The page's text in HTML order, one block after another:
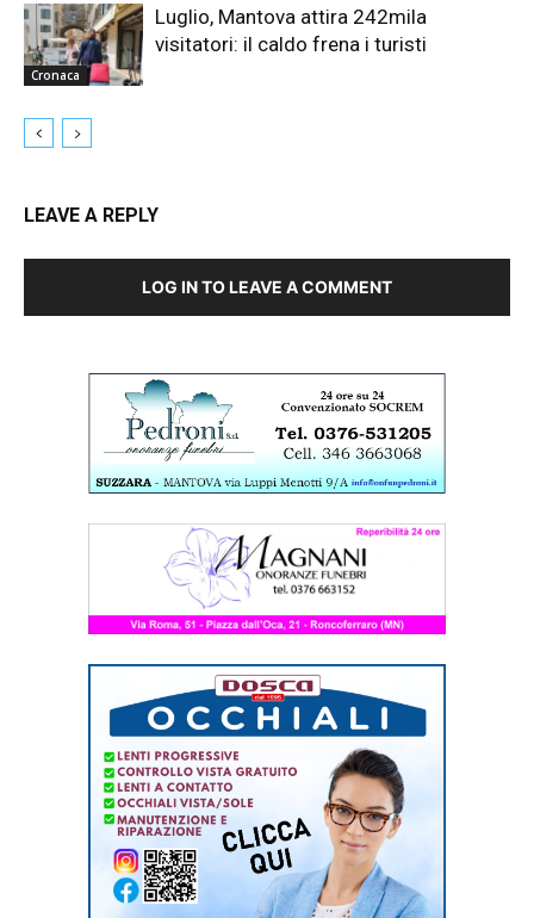
Cronaca
Luglio, Mantova attira 242mila
visitatori: il caldo frena i turisti
LEAVE A REPLY
LOG IN TO LEAVE A COMMENT